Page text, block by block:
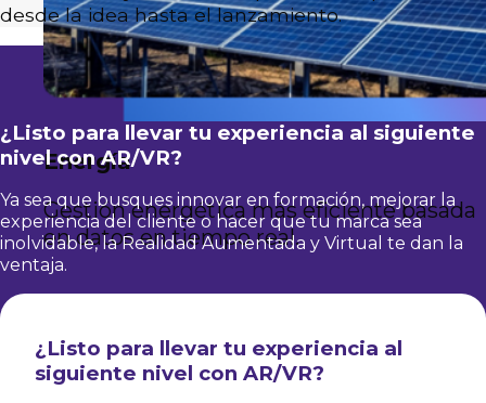
Energía
Gestión energética más eficiente basada
en datos en tiempo real.
desde la idea hasta el lanzamiento.
¿Listo para llevar tu experiencia al siguiente
nivel con AR/VR?
Ya sea que busques innovar en formación, mejorar la
experiencia del cliente o hacer que tu marca sea
inolvidable, la Realidad Aumentada y Virtual te dan la
ventaja.
¿Listo para llevar tu experiencia al
siguiente nivel con AR/VR?